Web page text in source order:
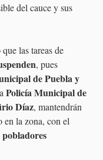
del cauce y sus
las tareas de
, pues
de Puebla y
Policía Municipal de
Díaz, mantendrán
en la zona, con el